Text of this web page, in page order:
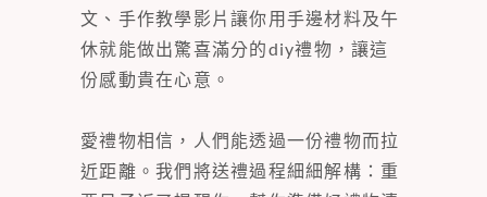
文、手作教學影片讓你用手邊材料及午
休就能做出驚喜滿分的diy禮物，讓這
份感動貴在心意。
愛禮物相信，人們能透過一份禮物而拉
近距離。我們將送禮過程細細解構：重